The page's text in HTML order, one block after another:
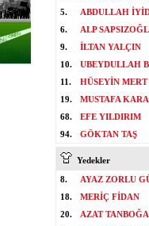
5.
ABDULLAH
6.
ALP
9.
İLTAN YALÇIN
10.
UBEYDULLAH
11.
HÜSEYİN MERT
19.
MUSTAFA
68.
EFE YILDIRIM
94.
GÖKTAN TAŞ
Yedekler
8.
AYAZ ZORLU
18.
MERİÇ FİDAN
20.
AZAT TANBOĞA